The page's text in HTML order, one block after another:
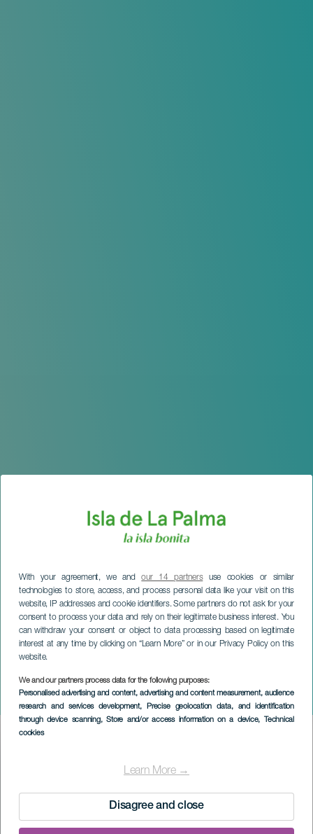
With your agreement, we andour 14 partnersuse cookies or similar
technologies to store, access, and process personal data like your visit on this
website, IP addresses and cookie identifiers. Some partners do not ask for your
consent to process your data and rely on their legitimate business interest. You
can withdraw your consent or object to data processing based on legitimate
interest at any time by clicking on “Learn More” or in our Privacy Policy on this
website.
We and our partners process data for the following purposes:
Personalised advertising and content, advertising and content measurement, audience
research and services development, Precise geolocation data, and identification
through device scanning, Store and/or access information on a device, Technical
cookies
Learn More →
Disagree and close
Tenerife symfoniorkester
LA PALMA
Imagen